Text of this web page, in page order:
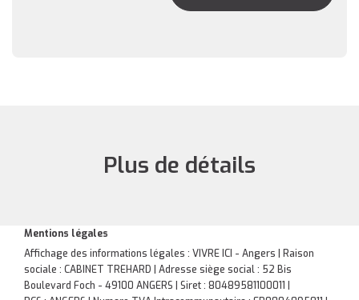
Plus de détails
Mentions légales
Affichage des informations légales : VIVRE ICI - Angers | Raison
sociale : CABINET TREHARD | Adresse siège social : 52 Bis
Boulevard Foch - 49100 ANGERS | Siret : 80489581100011 |